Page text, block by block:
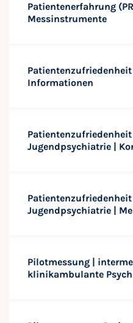
Patientenerfahrung
Messinstrumente
Informationen
Jugendpsychiatrie |
Jugendpsychiatrie |
Pilotmessung |
klinikambulante